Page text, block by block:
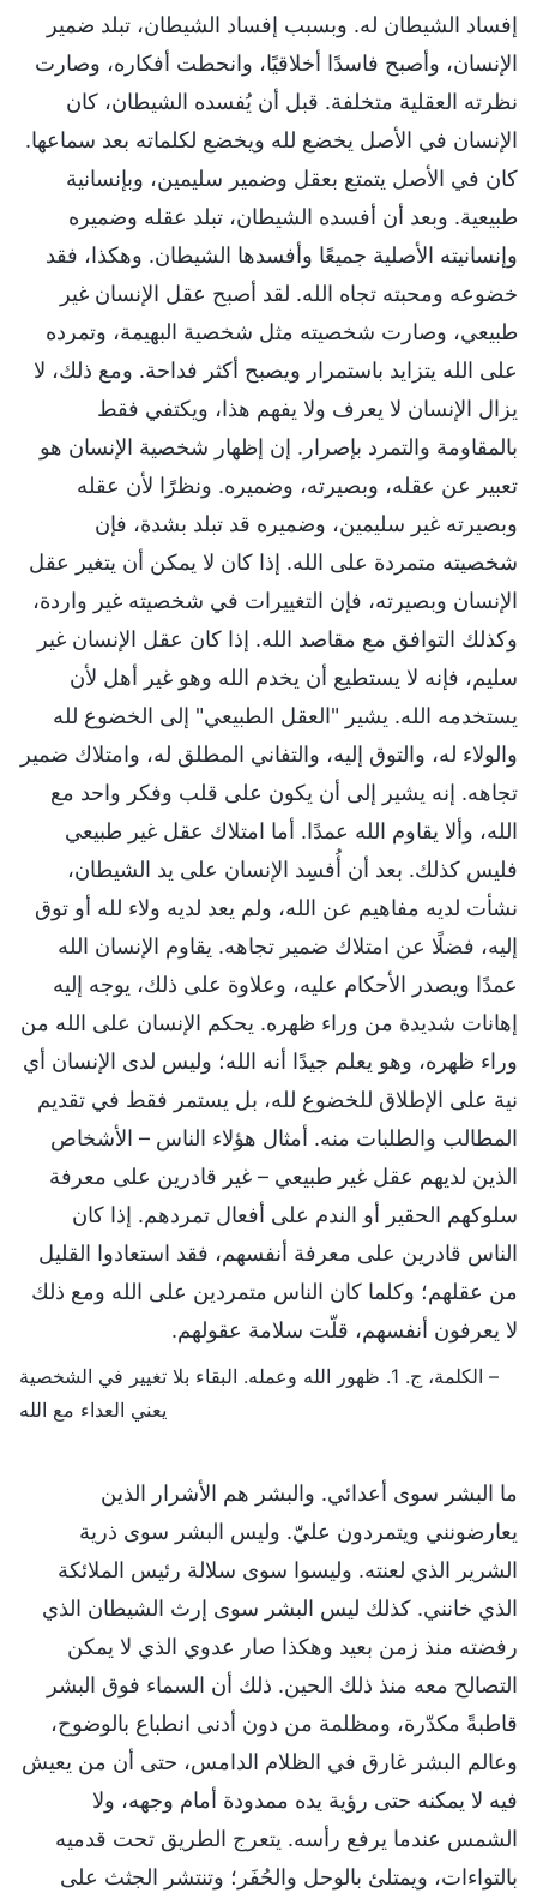
إفساد الشيطان له. وبسبب إفساد الشيطان، تبلد ضمير
الإنسان، وأصبح فاسدًا أخلاقيًا، وانحطت أفكاره، وصارت
نظرته العقلية متخلفة. قبل أن يُفسده الشيطان، كان
الإنسان في الأصل يخضع لله ويخضع لكلماته بعد سماعها.
كان في الأصل يتمتع بعقل وضمير سليمين، وبإنسانية
طبيعية. وبعد أن أفسده الشيطان، تبلد عقله وضميره
وإنسانيته الأصلية جميعًا وأفسدها الشيطان. وهكذا، فقد
خضوعه ومحبته تجاه الله. لقد أصبح عقل الإنسان غير
طبيعي، وصارت شخصيته مثل شخصية البهيمة، وتمرده
على الله يتزايد باستمرار ويصبح أكثر فداحة. ومع ذلك، لا
يزال الإنسان لا يعرف ولا يفهم هذا، ويكتفي فقط
بالمقاومة والتمرد بإصرار. إن إظهار شخصية الإنسان هو
تعبير عن عقله، وبصيرته، وضميره. ونظرًا لأن عقله
وبصيرته غير سليمين، وضميره قد تبلد بشدة، فإن
شخصيته متمردة على الله. إذا كان لا يمكن أن يتغير عقل
الإنسان وبصيرته، فإن التغييرات في شخصيته غير واردة،
وكذلك التوافق مع مقاصد الله. إذا كان عقل الإنسان غير
سليم، فإنه لا يستطيع أن يخدم الله وهو غير أهل لأن
يستخدمه الله. يشير "العقل الطبيعي" إلى الخضوع لله
والولاء له، والتوق إليه، والتفاني المطلق له، وامتلاك ضمير
تجاهه. إنه يشير إلى أن يكون على قلب وفكر واحد مع
الله، وألا يقاوم الله عمدًا. أما امتلاك عقل غير طبيعي
فليس كذلك. بعد أن أُفسِد الإنسان على يد الشيطان،
نشأت لديه مفاهيم عن الله، ولم يعد لديه ولاء لله أو توق
إليه، فضلًا عن امتلاك ضمير تجاهه. يقاوم الإنسان الله
عمدًا ويصدر الأحكام عليه، وعلاوة على ذلك، يوجه إليه
إهانات شديدة من وراء ظهره. يحكم الإنسان على الله من
وراء ظهره، وهو يعلم جيدًا أنه الله؛ وليس لدى الإنسان أي
نية على الإطلاق للخضوع لله، بل يستمر فقط في تقديم
المطالب والطلبات منه. أمثال هؤلاء الناس – الأشخاص
الذين لديهم عقل غير طبيعي – غير قادرين على معرفة
سلوكهم الحقير أو الندم على أفعال تمردهم. إذا كان
الناس قادرين على معرفة أنفسهم، فقد استعادوا القليل
من عقلهم؛ وكلما كان الناس متمردين على الله ومع ذلك
لا يعرفون أنفسهم، قلّت سلامة عقولهم.
– الكلمة، ج. 1. ظهور الله وعمله. البقاء بلا تغيير في الشخصية
يعني العداء مع الله
ما البشر سوى أعدائي. والبشر هم الأشرار الذين
يعارضونني ويتمردون عليّ. وليس البشر سوى ذرية
الشرير الذي لعنته. وليسوا سوى سلالة رئيس الملائكة
الذي خانني. كذلك ليس البشر سوى إرث الشيطان الذي
رفضته منذ زمن بعيد وهكذا صار عدوي الذي لا يمكن
التصالح معه منذ ذلك الحين. ذلك أن السماء فوق البشر
قاطبةً مكدّرة، ومظلمة من دون أدنى انطباع بالوضوح،
وعالم البشر غارق في الظلام الدامس، حتى أن من يعيش
فيه لا يمكنه حتى رؤية يده ممدودة أمام وجهه، ولا
الشمس عندما يرفع رأسه. يتعرج الطريق تحت قدميه
بالتواءات، ويمتلئ بالوحل والحُفَر؛ وتنتشر الجثث على